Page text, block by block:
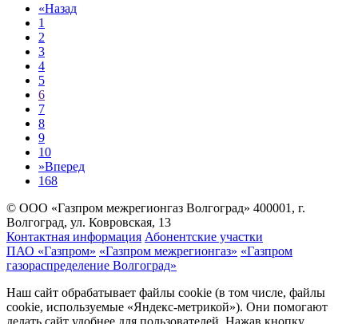
«Назад
1
2
3
4
5
6
7
8
9
10
»Вперед
168
© ООО «Газпром межрегионгаз Волгоград» 400001, г.
Волгоград, ул. Ковровская, 13
Контактная информация Абонентские участки
ПАО «Газпром» «Газпром межрегионгаз» «Газпром
газораспределение Волгоград»
Наш сайт обрабатывает файлы cookie (в том числе, файлы
cookie, используемые «Яндекс-метрикой»). Они помогают
делать сайт удобнее для пользователей. Нажав кнопку